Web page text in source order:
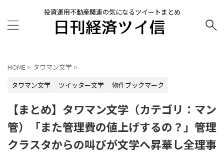
投資運用不動産関連の気になるツイートまとめ
HOME > タワマン文学 >
タワマン文学
ツイッター文学 物件ブックマーク
【まとめ】タワマン文学（カテゴリ：マン
管）「また管理費の値上げするの？」管理
クラスタからの叫びが文学へ昇華し全理事